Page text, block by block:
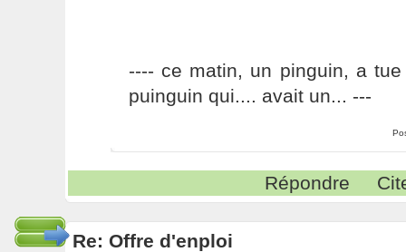
---- ce matin, un pinguin, a
puinguin qui.... avait un... ---
Répondre
Re: Offre d'enploi